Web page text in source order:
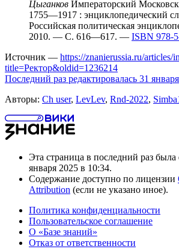
Цыганков Императорский
1755—1917 : энциклопедический
Российская политическая
2010. — С. 616—617. — ISBN 978-
Источник — https://znanierussia.ru/articles/
title=Ректор&oldid=1236214
Последний раз редактировалась 31
Авторы: Ch user, LevLev, Rnd-2022,
Эта страница в последний раз была
января 2025 в 10:34.
Содержание доступно по лицензии
Attribution (если не указано иное).
Политика конфиденциальности
Пользовательское соглашение
О «Базе знаний»
Отказ от ответственности